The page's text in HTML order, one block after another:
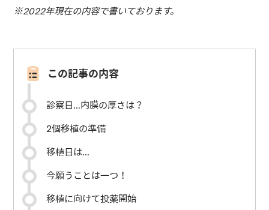
※2022年現在の内容で書いております。
この記事の内容
診察日…内膜の厚さは？
2個移植の準備
移植日は…
今願うことは一つ！
移植に向けて投薬開始